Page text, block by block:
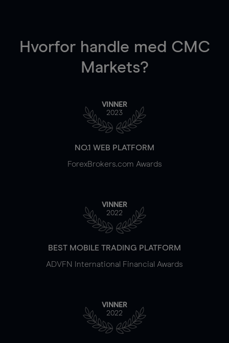
Hvorfor handle med CMC
Markets?
VINNER
2023
NO.1 WEB PLATFORM
ForexBrokers.com Awards
VINNER
2022
BEST MOBILE TRADING PLATFORM
ADVFN International Financial Awards
VINNER
2022